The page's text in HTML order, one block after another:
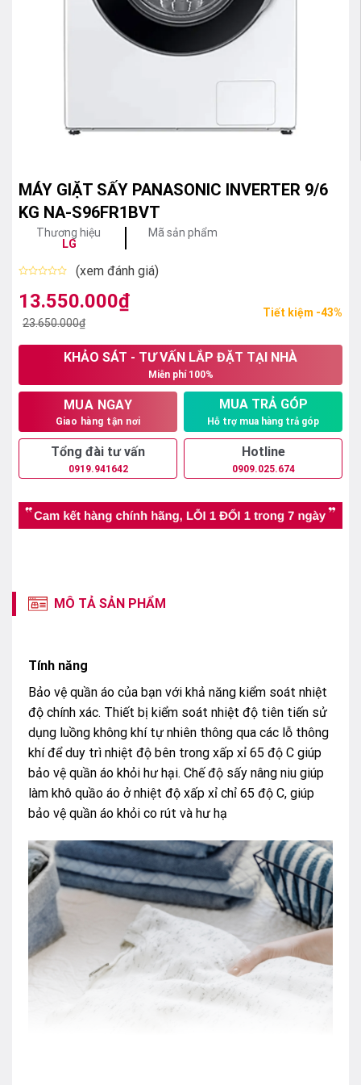
MÁY GIẶT SẤY PANASONIC INVERTER 9/6
KG NA-S96FR1BVT
Thương hiệu
LG
Mã sản phẩm
xếp
hạng
5
(xem đánh giá)
23.650.000₫
Giá
gốc
23.650.000₫.
13.550.000₫
Giá
hiện
Tiết kiệm -43%
KHẢO SÁT - TƯ VẤN LẮP ĐẶT TẠI NHÀ
Miễn phí 100%
MUA NGAY
Giao hàng tận nơi
MUA TRẢ GÓP
Hỗ trợ mua hàng trả góp
Tổng đài tư vấn
0919.941642
Hotline
0909.025.674
MÔ TẢ SẢN PHẨM
Tính năng
Bảo vệ quần áo của bạn với khả năng kiểm soát nhiệt
độ chính xác. Thiết bị kiểm soát nhiệt độ tiên tiến sử
dụng luồng không khí tự nhiên thông qua các lỗ thông
khí để duy trì nhiệt độ bên trong xấp xỉ 65 độ C giúp
bảo vệ quần áo khỏi hư hại. Chế độ sấy nâng niu giúp
làm khô quầo áo ở nhiệt độ xấp xỉ chỉ 65 độ C, giúp
bảo vệ quần áo khỏi co rút và hư hạ